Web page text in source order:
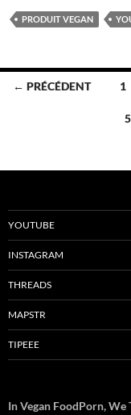
PRODUIT VEGAN
Navigation
← PRÉCÉDENT 1
YOUTUBE
INSTAGRAM
THREADS
MAPSTR
TIPEEE
In Vegan FoodPorn, We